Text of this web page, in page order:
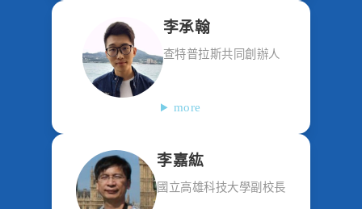
李承翰
查特普拉斯共同創辦人
more
李嘉紘
國立高雄科技大學副校長